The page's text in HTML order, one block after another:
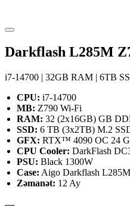
Darkflash L285M
i7-14700 | 32GB RAM | 6TB
CPU: i7-14700
MB: Z790 Wi-Fi
RAM: 32 (2x16GB) GB
SSD: 6 TB (3x2TB) M.2
GFX: RTX™ 4090 OC 24
CPU Cooler: DarkFlash
PSU: Black 1300W
Case: Aigo Darkflash
Zəmanət: 12 Ay